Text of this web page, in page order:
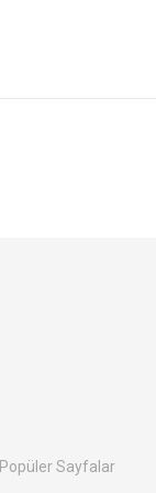
Popüler Sayfalar